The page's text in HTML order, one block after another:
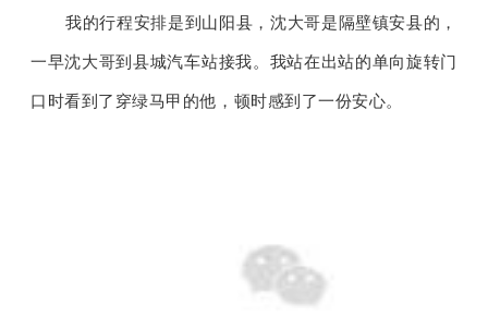
我的行程安排是到山阳县，沈大哥是隔壁镇安县的，
一早沈大哥到县城汽车站接我。我站在出站的单向旋转门
口时看到了穿绿马甲的他，顿时感到了一份安心。